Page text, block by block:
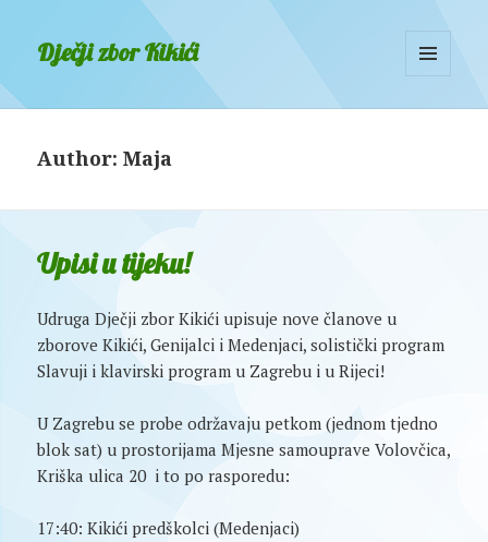
Dječji zbor Kikići
Author:Maja
Upisi u tijeku!
Udruga Dječji zbor Kikići upisuje nove članove u
zborove Kikići, Genijalci i Medenjaci, solistički program
Slavuji i klavirski program u Zagrebu i u Rijeci!
U Zagrebu se probe održavaju petkom (jednom tjedno
blok sat) u prostorijama Mjesne samouprave Volovčica,
Kriška ulica 20 i to po rasporedu:
17:40: Kikići predškolci (Medenjaci)